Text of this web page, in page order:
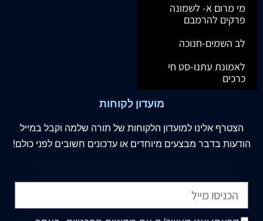
מי מרום א- לשמונה
פרקים להרמבם
לב השמים-חנוכה
לאמונת עתנו-סט חי
כרכים
מועדון לקוחות
הצטרף אלינו למועדון הלקוחות של תורה שלמה וקבל במייל
הודעות בדבר מבצעים מיוחדים או עדכונים חשובים לפני כולם!